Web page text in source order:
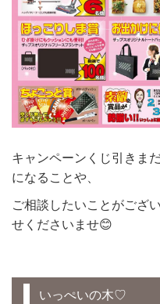
キャンペーンくじ引きま
になることや、
ご相談したいことがござ
せくださいませ😊
いっぺいの木♡